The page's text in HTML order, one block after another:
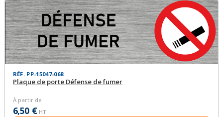
RÉF. PP-15047-068
Plaque de porte Défense de fumer
À partir de
6,50 € HT